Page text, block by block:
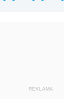
REKLAMA